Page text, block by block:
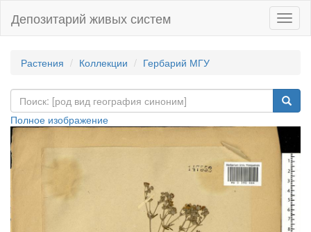
Депозитарий живых систем
Растения Коллекции Гербарий МГУ
Полное изображение